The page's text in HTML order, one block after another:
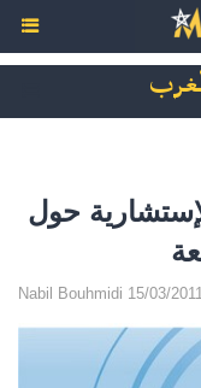
حول
Nabil Bouhmidi 15/03/